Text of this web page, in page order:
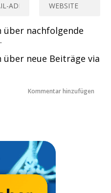
über nachfolgende
neue Beiträge via